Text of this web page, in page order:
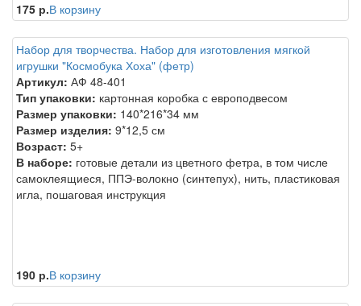
175 р.В корзину
Набор для творчества. Набор для изготовления мягкой
игрушки "Космобука Хоха" (фетр)
Артикул: АФ 48-401
Тип упаковки: картонная коробка с европодвесом
Размер упаковки: 140*216*34 мм
Размер изделия: 9*12,5 см
Возраст: 5+
В наборе: готовые детали из цветного фетра, в том числе
самоклеящиеся, ППЭ-волокно (синтепух), нить, пластиковая
игла, пошаговая инструкция
190 р.В корзину